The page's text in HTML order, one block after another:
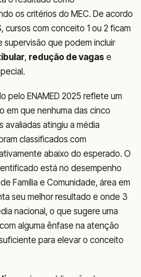
os critérios do MEC. De acordo
cursos com conceito 1 ou 2 ficam
supervisão que podem incluir
, redução de vagas e
pelo ENAMED 2025 reflete um
em que nenhuma das cinco
avaliadas atingiu a média
classificados com
abaixo do esperado. O
está no desempenho
Família e Comunidade, área em
seu melhor resultado e onde 3
nacional, o que sugere uma
alguma ênfase na atenção
para elevar o conceito